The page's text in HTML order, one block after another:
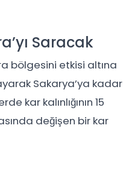
Saracak
bölgesini etkisi altına
Sakarya’ya kadar
kar kalınlığının 15
değişen bir kar